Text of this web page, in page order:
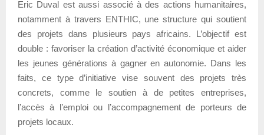
Eric Duval est aussi associé à des actions humanitaires,
notamment à travers ENTHIC, une structure qui soutient
des projets dans plusieurs pays africains. L’objectif est
double : favoriser la création d’activité économique et aider
les jeunes générations à gagner en autonomie. Dans les
faits, ce type d’initiative vise souvent des projets très
concrets, comme le soutien à de petites entreprises,
l’accès à l’emploi ou l’accompagnement de porteurs de
projets locaux.